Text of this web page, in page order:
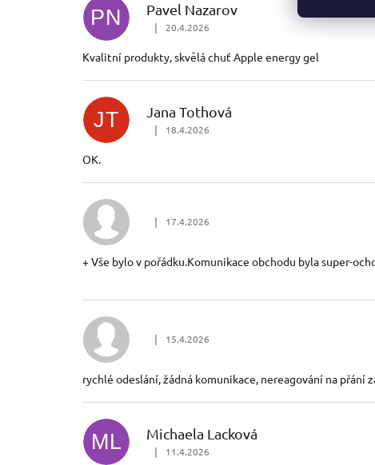
PN Pavel Nazarov
Hodnocení obchodu je 5 z 5 hvězdiček.
| 20.4.2026
Kvalitní produkty, skvělá chuť Apple energy gel
JT Jana Tothová
Hodnocení obchodu je 5 z 5 hvězdiček.
| 18.4.2026
OK.
Hodnocení obchodu je 5 z 5 hvězdiček.
| 17.4.2026
+ Vše bylo v pořádku.Komunikace obchodu byla super-
Hodnocení obchodu je 2 z 5 hvězdiček.
| 15.4.2026
rychlé odeslání, žádná komunikace, nereagování na přání
ML Michaela Lacková
Hodnocení obchodu je 5 z 5 hvězdiček.
| 11.4.2026